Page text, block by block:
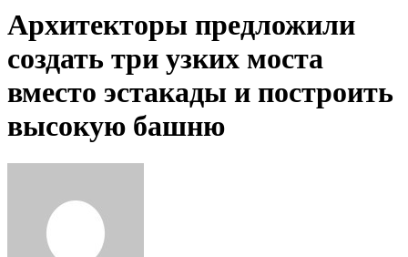
Архитекторы предложили
создать три узких моста
вместо эстакады и построить
высокую башню